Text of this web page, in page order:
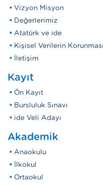
Vizyon Misyon
Değerlerimiz
Atatürk ve ide
Kişisel Verilerin Korunması
İletişim
Kayıt
Ön Kayıt
Bursluluk Sınavı
ide Veli Adayı
Akademik
Anaokulu
İlkokul
Ortaokul